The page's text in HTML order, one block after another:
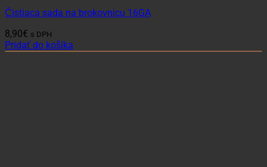
Čistiaca sada na brokovnicu 16GA
8,90€ s DPH
Pridať do košíka